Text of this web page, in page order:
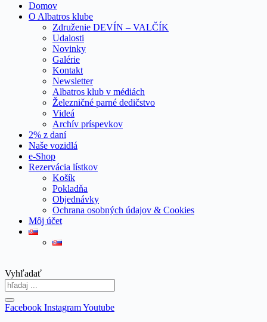
Domov
O Albatros klube
Združenie DEVÍN – VALČÍK
Udalosti
Novinky
Galérie
Kontakt
Newsletter
Albatros klub v médiách
Železničné parné dedičstvo
Videá
Archív príspevkov
2% z daní
Naše vozidlá
e-Shop
Rezervácia lístkov
Košík
Pokladňa
Objednávky
Ochrana osobných údajov & Cookies
Môj účet
Vyhľadať
Facebook InstagramYoutube